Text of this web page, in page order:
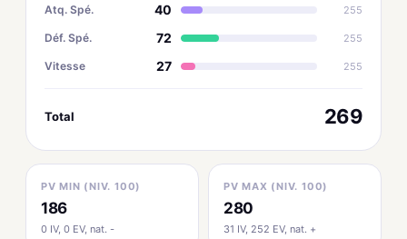
Atq. Spé. 40 255
Déf. Spé. 72 255
Vitesse 27 255
Total 269
PV MIN (NIV. 100)
186
0 IV, 0 EV, nat. -
PV MAX (NIV. 100)
280
31 IV, 252 EV, nat. +